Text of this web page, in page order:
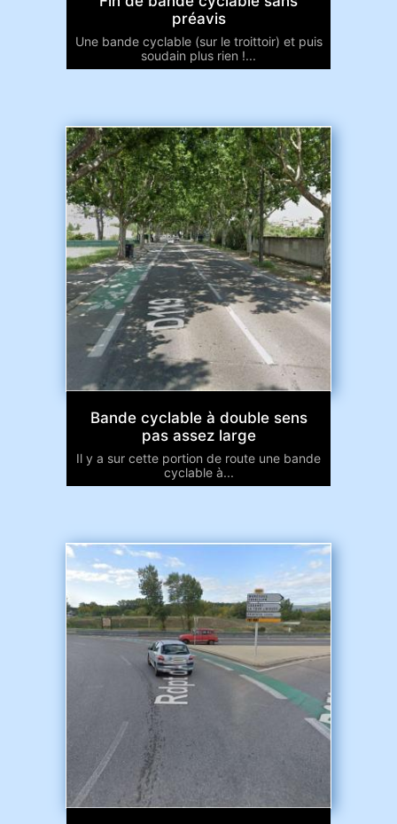
préavis
Une bande cyclable (sur le troittoir) et puis
soudain plus rien !...
Bande cyclable à double sens
pas assez large
Il y a sur cette portion de route une bande
cyclable à...